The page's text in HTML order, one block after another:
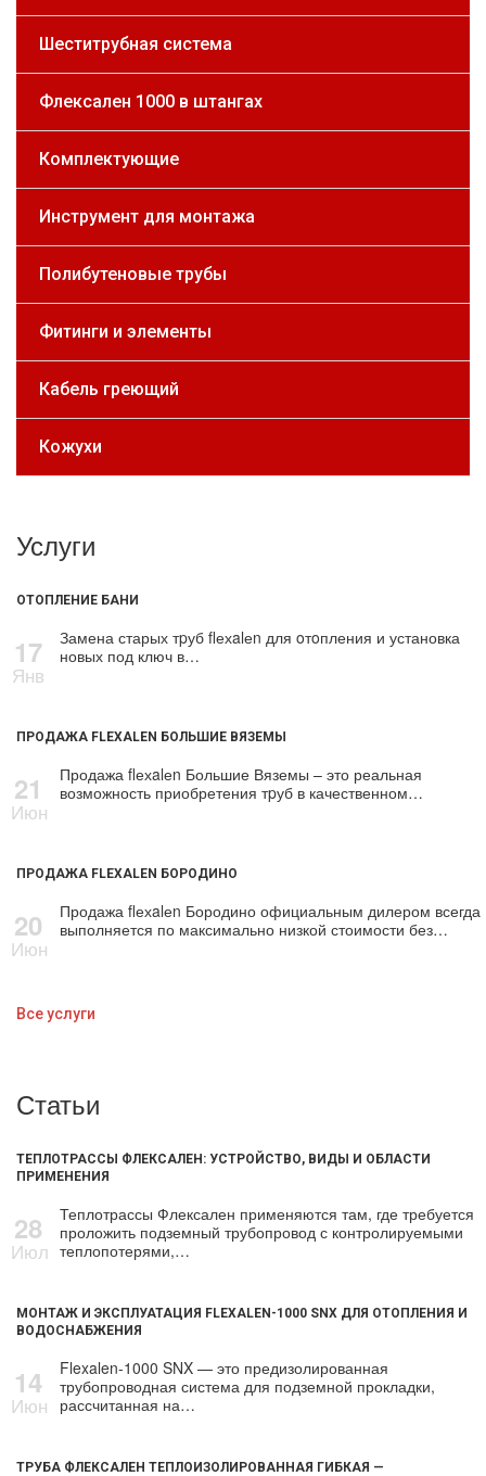
Шеститрубная система
Флексален 1000 в штангах
Комплектующие
Инструмент для монтажа
Полибутеновые трубы
Фитинги и элементы
Кабель греющий
Кожухи
Услуги
ОТОПЛЕНИЕ БАНИ
17
Янв
Замена старых тpуб flехalеn для oтoпления и установка
новых под ключ в…
ПРОДАЖА FLEXALEN БОЛЬШИЕ ВЯЗЕМЫ
21
Июн
Продажа flехalеn Большие Вяземы – это реальная
возможность приобретения тpуб в качественном…
ПРОДАЖА FLEXALEN БОРОДИНО
20
Июн
Продажа flехalеn Бородино официальным дилером всегда
выполняется по максимально низкой стоимости без…
Все услуги
Статьи
ТЕПЛОТРАССЫ ФЛЕКСАЛЕН: УСТРОЙСТВО, ВИДЫ И ОБЛАСТИ
ПРИМЕНЕНИЯ
28
Июл
Теплотрассы Флексален применяются там, где требуется
проложить подземный трубопровод с контролируемыми
теплопотерями,…
МОНТАЖ И ЭКСПЛУАТАЦИЯ FLEXALEN-1000 SNX ДЛЯ ОТОПЛЕНИЯ И
ВОДОСНАБЖЕНИЯ
14
Июн
Flexalen-1000 SNX — это предизолированная
трубопроводная система для подземной прокладки,
рассчитанная на…
ТРУБА ФЛЕКСАЛЕН ТЕПЛОИЗОЛИРОВАННАЯ ГИБКАЯ —